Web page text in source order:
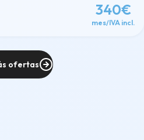
340€
mes/IVA incl.
ofertas